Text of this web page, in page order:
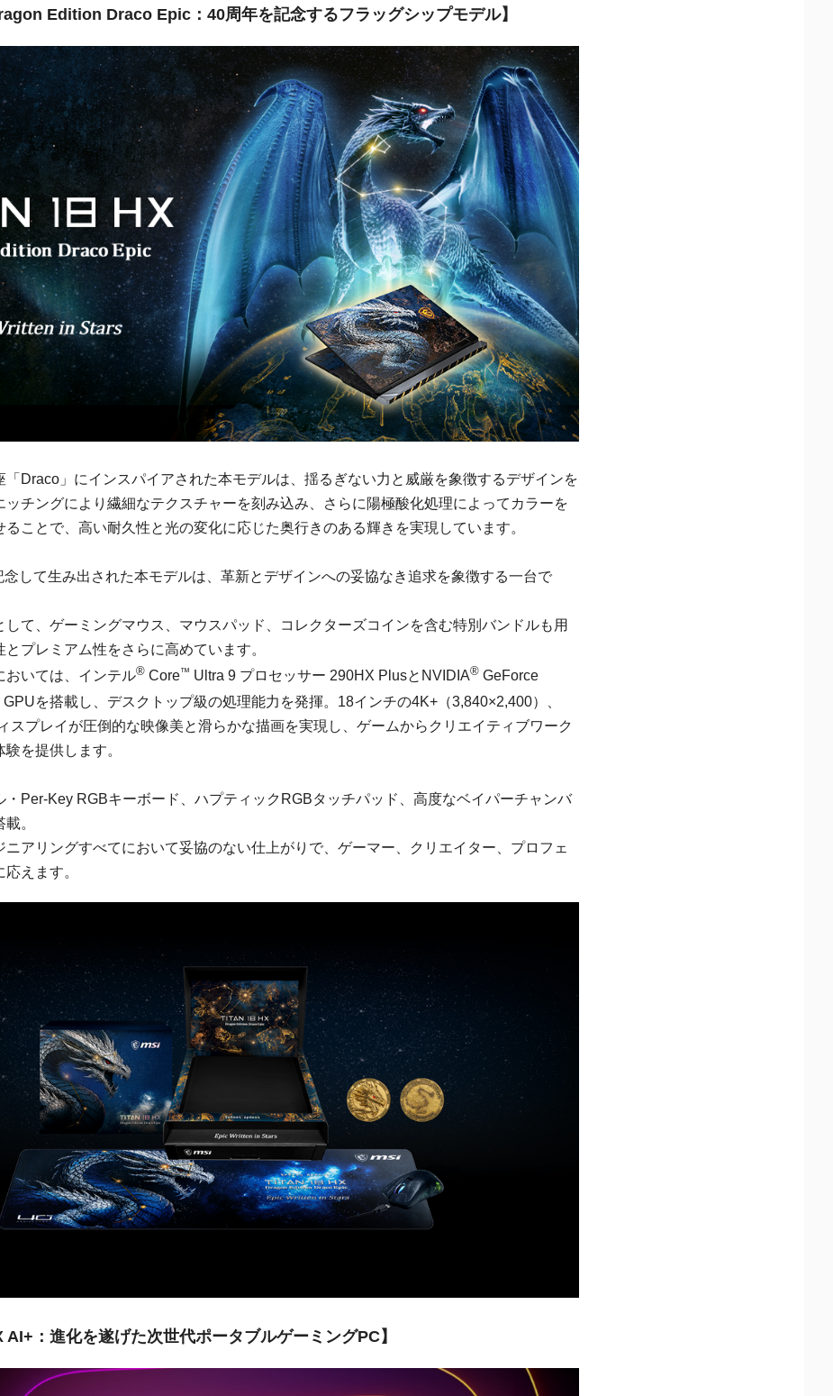
Edition Draco Epic：40周年を記念するフラッグシップモデル】
「Draco」にインスパイアされた本モデルは、揺るぎない力と威厳を象徴するデザインを
ッチングにより繊細なテクスチャーを刻み込み、さらに陽極酸化処理によってカラーを
ことで、高い耐久性と光の変化に応じた奥行きのある輝きを実現しています。
念して生み出された本モデルは、革新とデザインへの妥協なき追求を象徴する一台で
して、ゲーミングマウス、マウスパッド、コレクターズコインを含む特別バンドルも用
プレミアム性をさらに高めています。
おいては、インテル® Core™ Ultra 9 プロセッサー 290HX PlusとNVIDIA® GeForce
を搭載し、デスクトップ級の処理能力を発揮。18インチの4K+（3,840×2,400）、
スプレイが圧倒的な映像美と滑らかな描画を実現し、ゲームからクリエイティブワーク
を提供します。
・Per-Key RGBキーボード、ハプティックRGBタッチパッド、高度なベイパーチャンバ
。
ニアリングすべてにおいて妥協のない仕上がりで、ゲーマー、クリエイター、プロフェ
えます。
AI+：進化を遂げた次世代ポータブルゲーミングPC】